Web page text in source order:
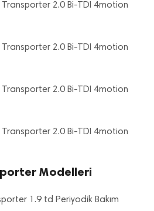
2.0 Bi-TDI 4motion
2.0 Bi-TDI 4motion
2.0 Bi-TDI 4motion
2.0 Bi-TDI 4motion
Modelleri
1.9 td Periyodik Bakım